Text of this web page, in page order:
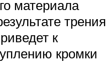
материала
трения
к
кромки